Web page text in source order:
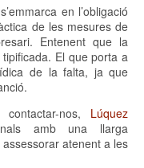
en l’obligació
de les mesures de
Entenent que la
El que porta a
de la falta, ja que
nos, Lúquez
amb una llarga
atenent a les